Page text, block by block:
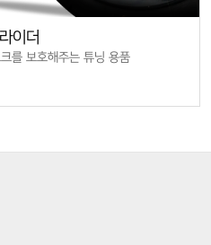
이더
를 보호해주는 튜닝 용품